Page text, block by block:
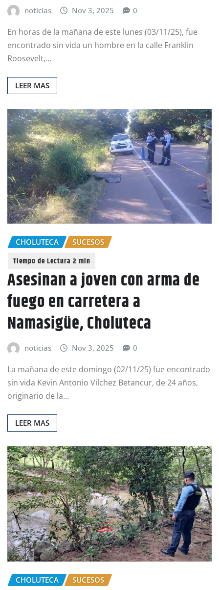
noticias Nov 3, 2025 0
En horas de la mañana de este lunes (03/11/25), fue
encontrado sin vida un hombre en la calle Franklin
Roosevelt,…
LEER MAS
CHOLUTECA SUCESOS
Asesinan a joven con arma de
fuego en carretera a
Namasigüe, Choluteca
noticias Nov 3, 2025 0
La mañana de este domingo (02/11/25) fue encontrado
sin vida Kevin Antonio Vilchez Betancur, de 24 años,
originario de la…
LEER MAS
CHOLUTECA SUCESOS